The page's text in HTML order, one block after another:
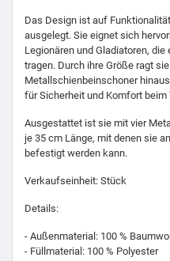
Das Design ist auf
ausgelegt. Sie eignet sich
Legionären und Gladiatoren,
tragen. Durch ihre Größe ragt
Metallschienbeinschoner
für Sicherheit und Komfort beim
Ausgestattet ist sie mit vier
je 35 cm Länge, mit denen sie
befestigt werden kann.
Verkaufseinheit: Stück
Details:
- Außenmaterial: 100 %
- Füllmaterial: 100 % Polyester